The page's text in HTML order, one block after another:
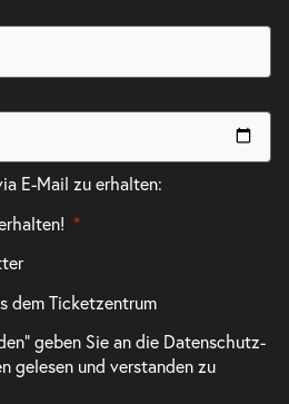
E-Mail zu erhalten:
dem Ticketzentrum
geben Sie an die Datenschutz-
gelesen und verstanden zu